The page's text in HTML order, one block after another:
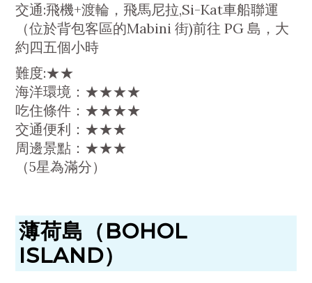
交通:飛機+渡輪，飛馬尼拉,Si-Kat車船聯運
（位於背包客區的Mabini 街)前往 PG 島，大
約四五個小時
難度:★★
海洋環境：★★★★
吃住條件：★★★★
交通便利：★★★
周邊景點：★★★
（5星為滿分）
薄荷島（BOHOL
ISLAND）